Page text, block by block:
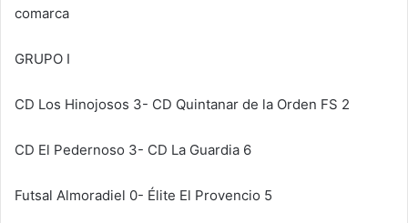
comarca
GRUPO I
CD Los Hinojosos 3- CD Quintanar de la Orden FS 2
CD El Pedernoso 3- CD La Guardia 6
Futsal Almoradiel 0- Élite El Provencio 5